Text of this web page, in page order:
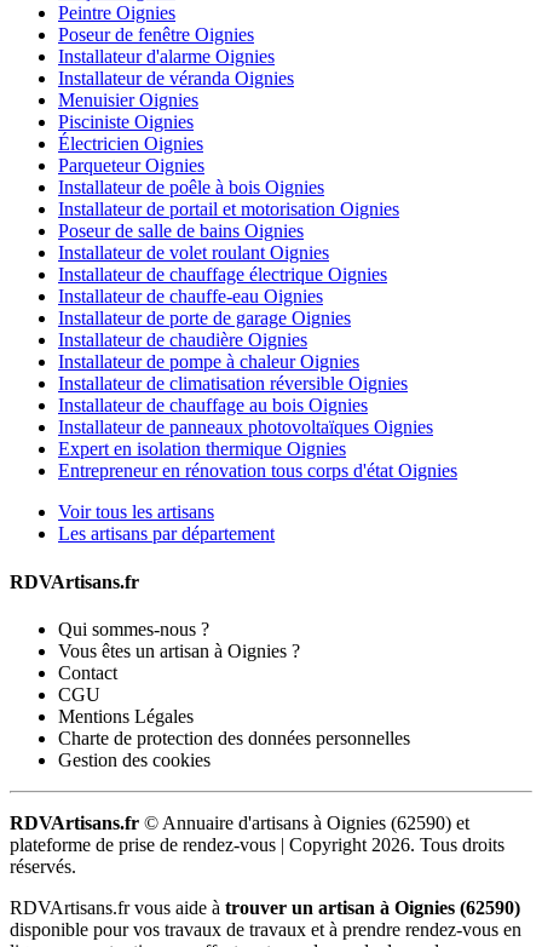
Peintre Oignies
Poseur de fenêtre Oignies
Installateur d'alarme Oignies
Installateur de véranda Oignies
Menuisier Oignies
Pisciniste Oignies
Électricien Oignies
Parqueteur Oignies
Installateur de poêle à bois Oignies
Installateur de portail et motorisation Oignies
Poseur de salle de bains Oignies
Installateur de volet roulant Oignies
Installateur de chauffage électrique Oignies
Installateur de chauffe-eau Oignies
Installateur de porte de garage Oignies
Installateur de chaudière Oignies
Installateur de pompe à chaleur Oignies
Installateur de climatisation réversible Oignies
Installateur de chauffage au bois Oignies
Installateur de panneaux photovoltaïques Oignies
Expert en isolation thermique Oignies
Entrepreneur en rénovation tous corps d'état Oignies
Voir tous les artisans
Les artisans par département
RDVArtisans.fr
Qui sommes-nous ?
Vous êtes un artisan à Oignies ?
Contact
CGU
Mentions Légales
Charte de protection des données personnelles
Gestion des cookies
RDVArtisans.fr © Annuaire d'artisans à Oignies (62590) et
plateforme de prise de rendez-vous | Copyright 2026. Tous droits
réservés.
RDVArtisans.fr vous aide à trouver un artisan à Oignies (62590)
disponible pour vos travaux de travaux et à prendre rendez-vous en